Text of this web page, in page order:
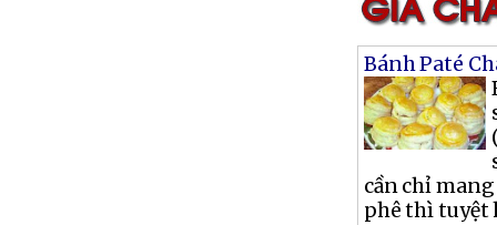
Bánh Paté
cần chỉ
phê thì tuyệt